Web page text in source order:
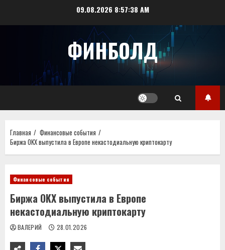
09.08.2026 8:57:38 AM
ФИНБОЛД
Главная
Финансовые события
Биржа OKX выпустила в Европе некастодиальную криптокарту
Финансовые события
Биржа OKX выпустила в Европе
некастодиальную криптокарту
ВАЛЕРИЙ 28.01.2026